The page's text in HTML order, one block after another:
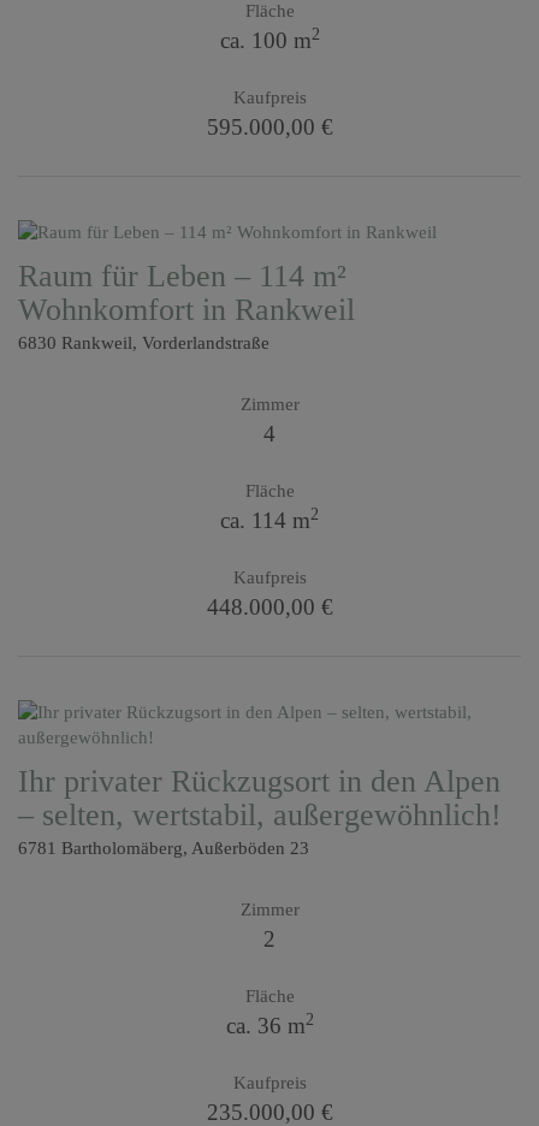
Fläche
ca. 100 m2
Kaufpreis
595.000,00 €
Raum für Leben – 114 m²
Wohnkomfort in Rankweil
6830 Rankweil, Vorderlandstraße
Zimmer
4
Fläche
ca. 114 m2
Kaufpreis
448.000,00 €
Ihr privater Rückzugsort in den Alpen
– selten, wertstabil, außergewöhnlich!
6781 Bartholomäberg, Außerböden 23
Zimmer
2
Fläche
ca. 36 m2
Kaufpreis
235.000,00 €